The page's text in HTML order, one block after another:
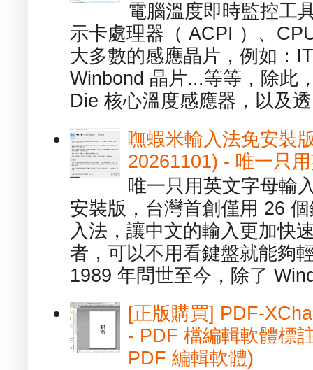
電腦溫度即時監控工
示卡處理器（ ACPI ）、
大多數的感應晶片，例如：
Winbond 晶片...等等，除此
Die 核心溫度感應器，以及
嘸蝦米輸入法免安裝
20261101) - 唯一只
唯一只用英文字母輸
安裝版，台灣首創僅用 26
入法，讓中文的輸入更加快
者，可以不用看鍵盤就能夠
1989 年問世至今，除了
[正版購買] PDF-
- PDF 檔編輯軟體標
PDF 編輯軟體)